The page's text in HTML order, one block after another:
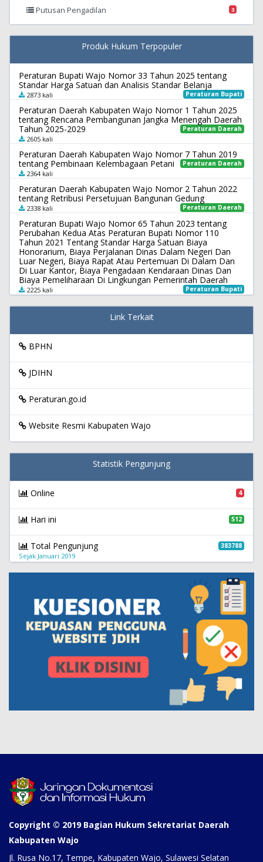
Putusan Pengadilan 3
Produk Hukum Terpopuler
Peraturan Bupati Wajo Nomor 33 Tahun 2025 tentang
Standar Harga Satuan dan Analisis Standar Belanja
Peraturan Bupati
2873 kali
Peraturan Daerah Kabupaten Wajo Nomor 1 Tahun 2025
tentang Rencana Pembangunan Jangka Menengah Daerah
Tahun 2025-2029
Peraturan Daerah
2605 kali
Peraturan Daerah Kabupaten Wajo Nomor 7 Tahun 2019
tentang Pembinaan Kelembagaan Petani
Peraturan Daerah
2364 kali
Peraturan Daerah Kabupaten Wajo Nomor 2 Tahun 2022
tentang Retribusi Persetujuan Bangunan Gedung
Peraturan Daerah
2338 kali
Peraturan Bupati Wajo Nomor 65 Tahun 2023 tentang
Perubahan Kedua Atas Peraturan Bupati Nomor 110
Tahun 2021 Tentang Standar Harga Satuan Biaya
Honorarium, Biaya Perjalanan Dinas Dalam Negeri Dan
Luar Negeri, Biaya Rapat Atau Pertemuan Di Dalam Dan
Di Luar Kantor, Biaya Pengadaan Kendaraan Dinas Dan
Biaya Pemeliharaan Di Lingkungan Pemerintah Daerah
Peraturan Bupati
2225 kali
Link Terkait
BPHN
JDIHN
Peraturan.go.id
Website Resmi Kabupaten Wajo
Statistik Pengunjung
Online 4
Hari ini 512
Total Pengunjung 383788
Sejak Januari 2019
Copyright © 2019 Bagian Hukum Sekretariat Daerah
Kabupaten Wajo
Jl. Rusa No.17, Tempe, Kabupaten Wajo, Sulawesi Selatan